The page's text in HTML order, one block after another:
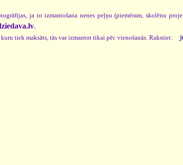
ja to izmantošana nenes peļņu (piemēram, skolēnu
.
tiek maksāts, tās var izmantot tikai pēc vienošanās. Rakstiet: